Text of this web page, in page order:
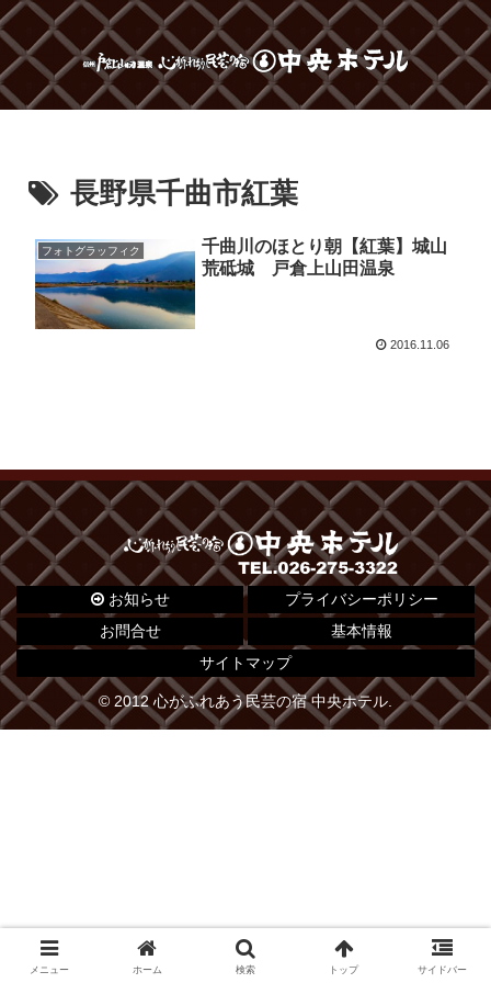
長野県千曲市紅葉
フォトグラッフィク
千曲川のほとり朝【紅葉】城山
荒砥城 戸倉上山田温泉
2016.11.06
お知らせ
プライバシーポリシー
お問合せ
基本情報
サイトマップ
© 2012 心がふれあう民芸の宿 中央ホテル.
メニュー ホーム 検索 トップ サイドバー